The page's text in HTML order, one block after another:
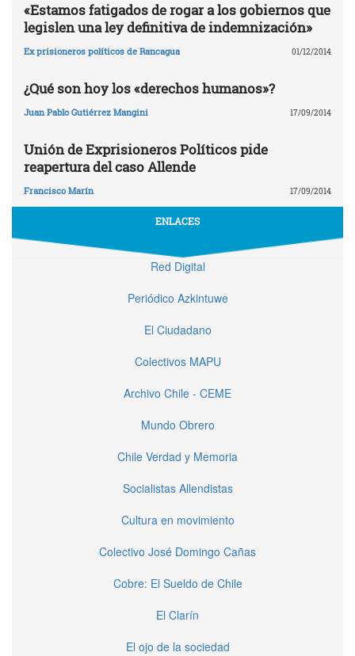
«Estamos fatigados de rogar a los gobiernos que
legislen una ley definitiva de indemnización»
Ex prisioneros políticos de Rancagua 01/12/2014
¿Qué son hoy los «derechos humanos»?
Juan Pablo Gutiérrez Mangini 17/09/2014
Unión de Exprisioneros Políticos pide
reapertura del caso Allende
Francisco Marín 17/09/2014
ENLACES
Red Digital
Periódico Azkintuwe
El Ciudadano
Colectivos MAPU
Archivo Chile - CEME
Mundo Obrero
Chile Verdad y Memoria
Socialistas Allendistas
Cultura en movimiento
Colectivo José Domingo Cañas
Cobre: El Sueldo de Chile
El Clarín
El ojo de la sociedad